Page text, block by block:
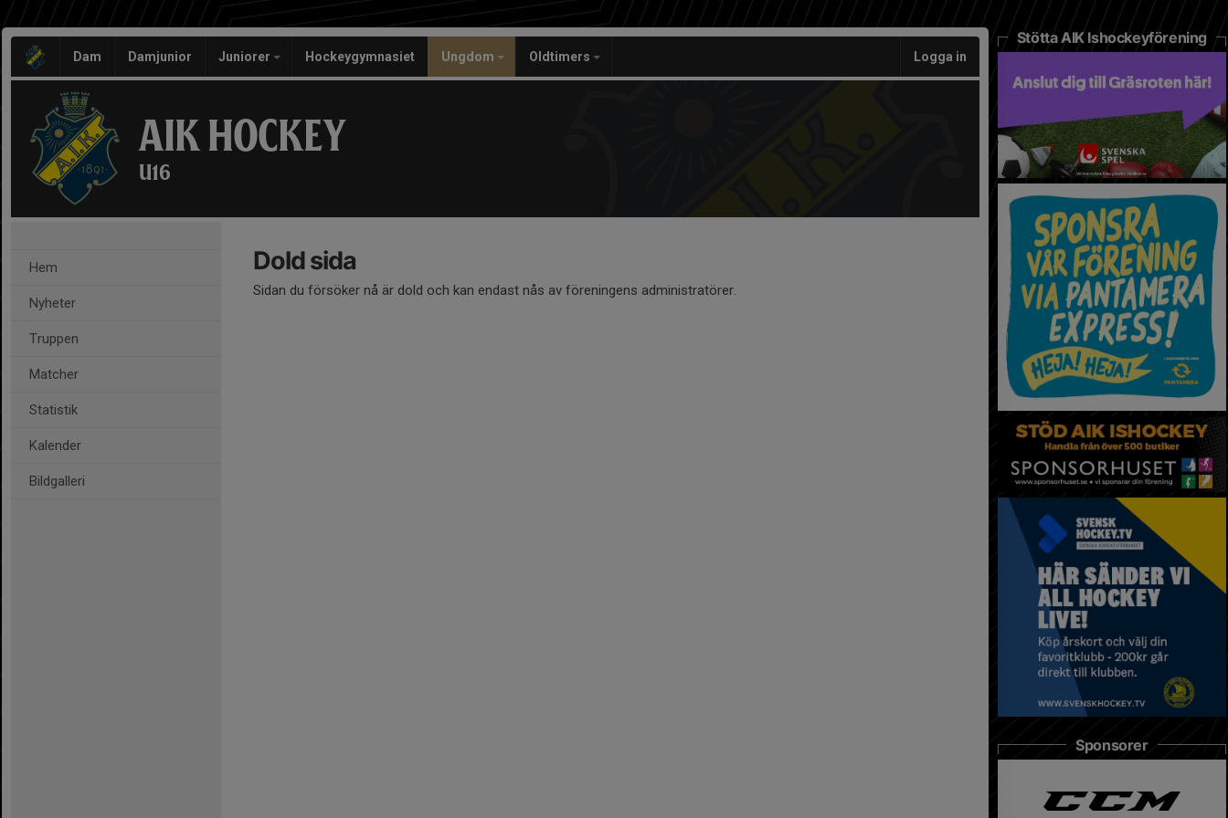
Dam Damjunior Juniorer Hockeygymnasiet Ungdom Oldtimers Logga in
AIK HOCKEY
U16
Hem
Nyheter
Truppen
Matcher
Statistik
Kalender
Bildgalleri
Dold sida
Sidan du försöker nå är dold och kan endast nås av föreningens administratörer.
Stötta AIK Ishockeyförening
Sponsorer